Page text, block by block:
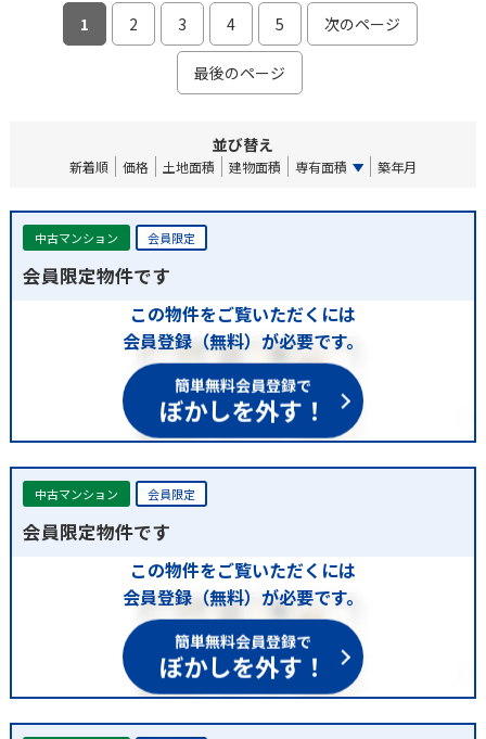
1
2 3 4 5 次のページ
最後のページ
並び替え
新着順 価格 土地面積 建物面積 専有面積 築年月
中古マンション 会員限定
会員限定物件です
この物件をご覧いただくには
会員登録（無料）が必要です。
簡単無料会員登録で
ぼかしを外す！
中古マンション 会員限定
会員限定物件です
この物件をご覧いただくには
会員登録（無料）が必要です。
簡単無料会員登録で
ぼかしを外す！